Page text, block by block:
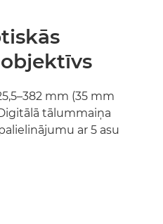
mm (35 mm
tālummaiņa
ar 5 asu